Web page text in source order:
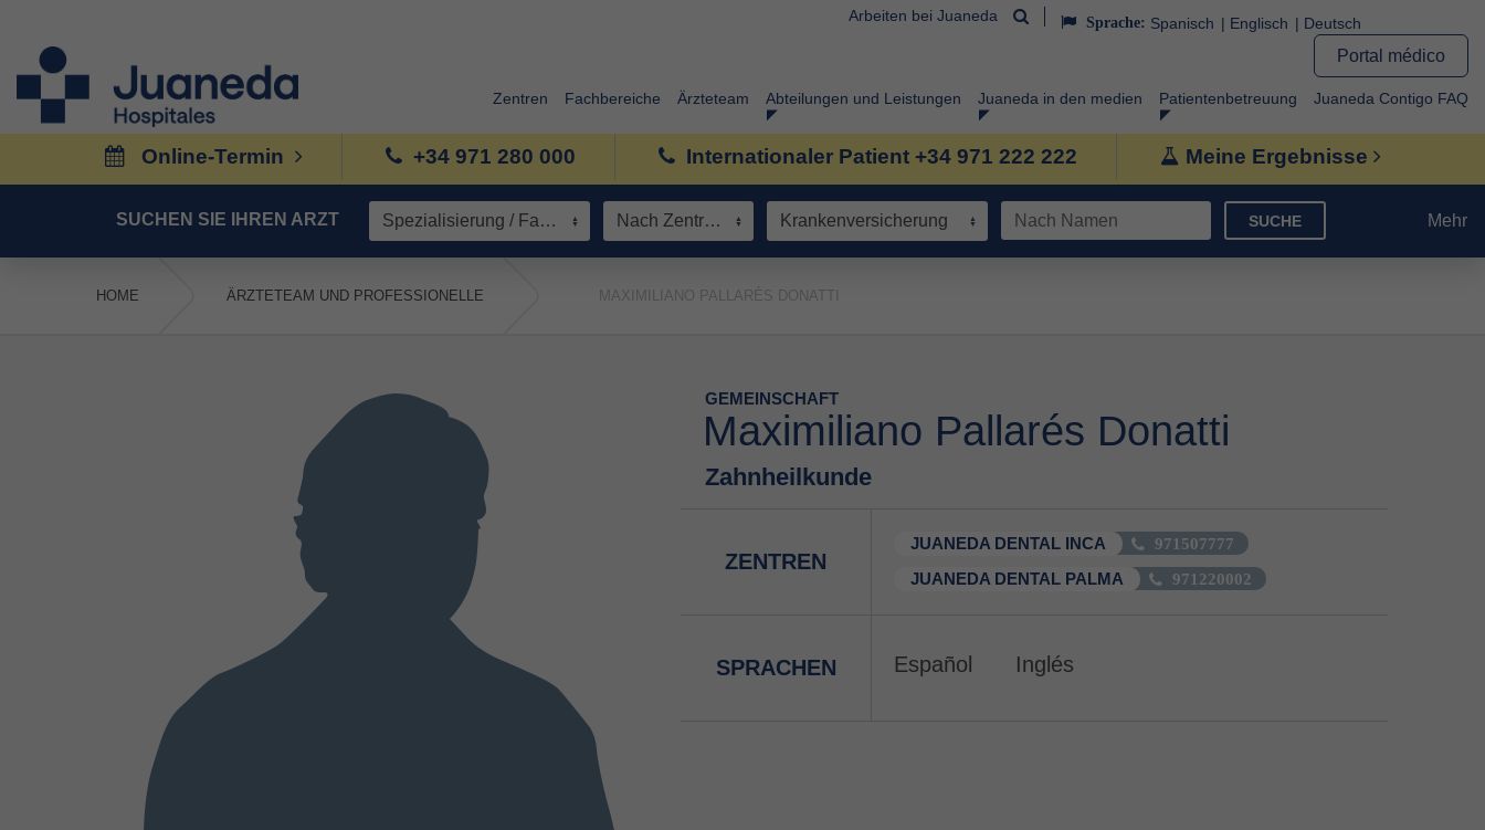
Arbeiten bei Juaneda Sprache: Spanisch Englisch Deutsch
Portal médico
Zentren Fachbereiche Ärzteteam Abteilungen und Leistungen Juaneda in den medien Patientenbetreuung Juaneda Contigo FAQ
Online-Termin +34 971 280 000 Internationaler Patient +34 971 222 222 Meine Ergebnisse
SUCHEN SIE IHREN ARZT Spezialisierung / Fachbereich Nach Zentrum Krankenversicherung SUCHE Mehr
HOME ÄRZTETEAM UND PROFESSIONELLE MAXIMILIANO PALLARÉS DONATTI
GEMEINSCHAFT
Maximiliano Pallarés Donatti
Zahnheilkunde
ZENTREN
JUANEDA DENTAL INCA 971507777
JUANEDA DENTAL PALMA 971220002
SPRACHEN Español Inglés